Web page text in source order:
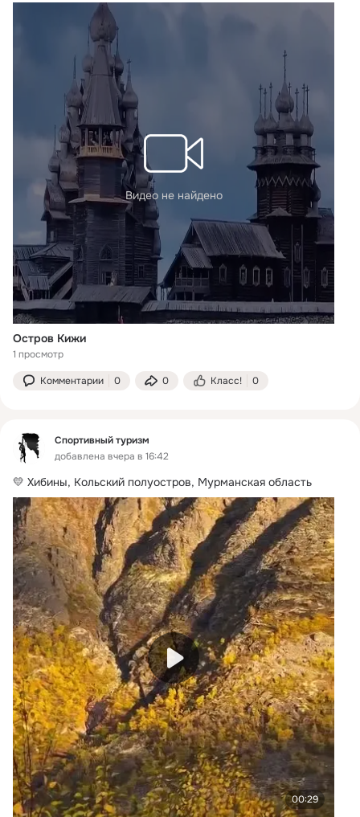
Видео не найдено
Остров Кижи
1 просмотр
Комментарии 0 0 Класс! 0
Спортивный туризм
добавлена вчера в 16:42
💛 Хибины, Кольский полуостров, Мурманская область
00:29